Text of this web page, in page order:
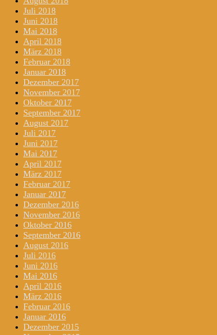
Juli 2018
Juni 2018
Mai 2018
April 2018
März 2018
Februar 2018
Januar 2018
Dezember 2017
November 2017
Oktober 2017
September 2017
August 2017
Juli 2017
Juni 2017
Mai 2017
April 2017
März 2017
Februar 2017
Januar 2017
Dezember 2016
November 2016
Oktober 2016
September 2016
August 2016
Juli 2016
Juni 2016
Mai 2016
April 2016
März 2016
Februar 2016
Januar 2016
Dezember 2015